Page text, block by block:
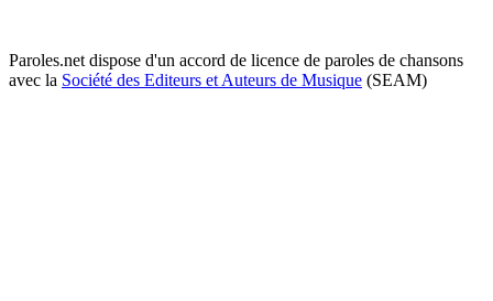
Paroles.net dispose d'un accord de licence de paroles de chansons
avec la Société des Editeurs et Auteurs de Musique (SEAM)